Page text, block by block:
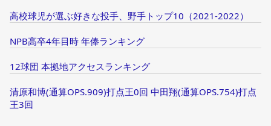
高校球児が選ぶ好きな投手、野手トップ10（2021-2022）
NPB高卒4年目時 年俸ランキング
12球団 本拠地アクセスランキング
清原和博(通算OPS.909)打点王0回 中田翔(通算OPS.754)打点
王3回